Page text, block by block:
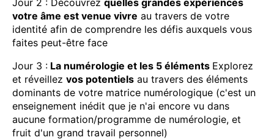
Jour 2 : Découvrez quelles grandes expériences
votre âme est venue vivre au travers de votre
identité afin de comprendre les défis auxquels vous
faites peut-être face
Jour 3 : La numérologie et les 5 éléments Explorez
et réveillez vos potentiels au travers des éléments
dominants de votre matrice numérologique (c'est un
enseignement inédit que je n'ai encore vu dans
aucune formation/programme de numérologie, et
fruit d'un grand travail personnel)